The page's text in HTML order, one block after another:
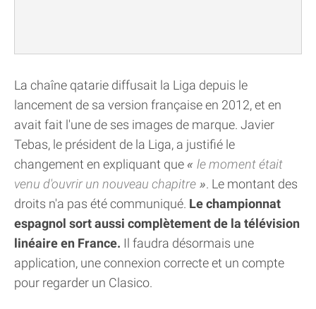
La chaîne qatarie diffusait la Liga depuis le
lancement de sa version française en 2012, et en
avait fait l'une de ses images de marque. Javier
Tebas, le président de la Liga, a justifié le
changement en expliquant que
le moment était
venu d'ouvrir un nouveau chapitre
. Le montant des
droits n'a pas été communiqué. Le championnat
espagnol sort aussi complètement de la télévision
linéaire en France. Il faudra désormais une
application, une connexion correcte et un compte
pour regarder un Clasico.